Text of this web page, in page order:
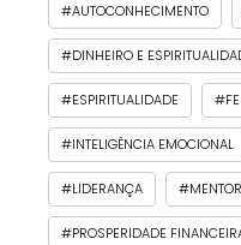
#AUTOCONHECIMENTO
#DINHEIRO E
#ESPIRITUALIDADE
#INTELIGÊNCIA EMOCIONAL
#LIDERANÇA
#PROSPERIDADE